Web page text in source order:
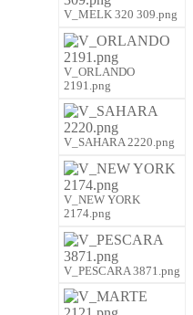
V_MELK 320 309.png
V_ORLANDO
2191.png
V_SAHARA 2220.png
V_NEW YORK
2174.png
V_PESCARA 3871.png